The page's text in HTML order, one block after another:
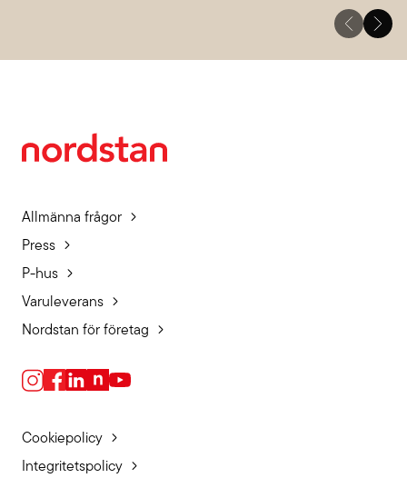
Allmänna frågor
Press
P-hus
Varuleverans
Nordstan för företag
Cookiepolicy
Integritetspolicy